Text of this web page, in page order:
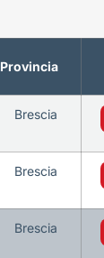
Provincia
Brescia
Brescia
Brescia